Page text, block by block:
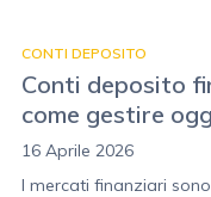
CONTI DEPOSITO
Conti deposito
come gestire
16 Aprile 2026
I mercati finanziari